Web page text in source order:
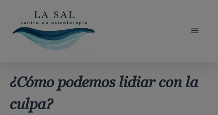
Menú
¿Cómo podemos lidiar con la
culpa?